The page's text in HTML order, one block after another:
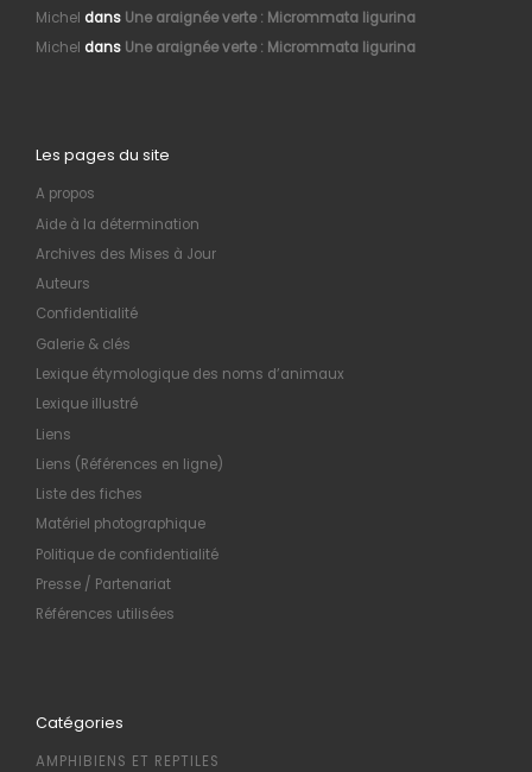
Michel dans Une araignée verte : Micrommata ligurina
Michel dans Une araignée verte : Micrommata ligurina
Les pages du site
A propos
Aide à la détermination
Archives des Mises à Jour
Auteurs
Confidentialité
Galerie & clés
Lexique étymologique des noms d’animaux
Lexique illustré
Liens
Liens (Références en ligne)
Liste des fiches
Matériel photographique
Politique de confidentialité
Presse / Partenariat
Références utilisées
Catégories
AMPHIBIENS ET REPTILES